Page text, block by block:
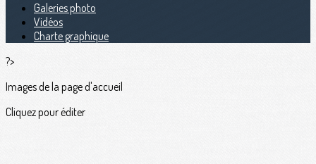
Galeries photo
Vidéos
Charte graphique
?>
Images de la page d'accueil
Cliquez pour éditer